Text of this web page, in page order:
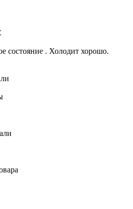
состояние . Холодит хорошо.